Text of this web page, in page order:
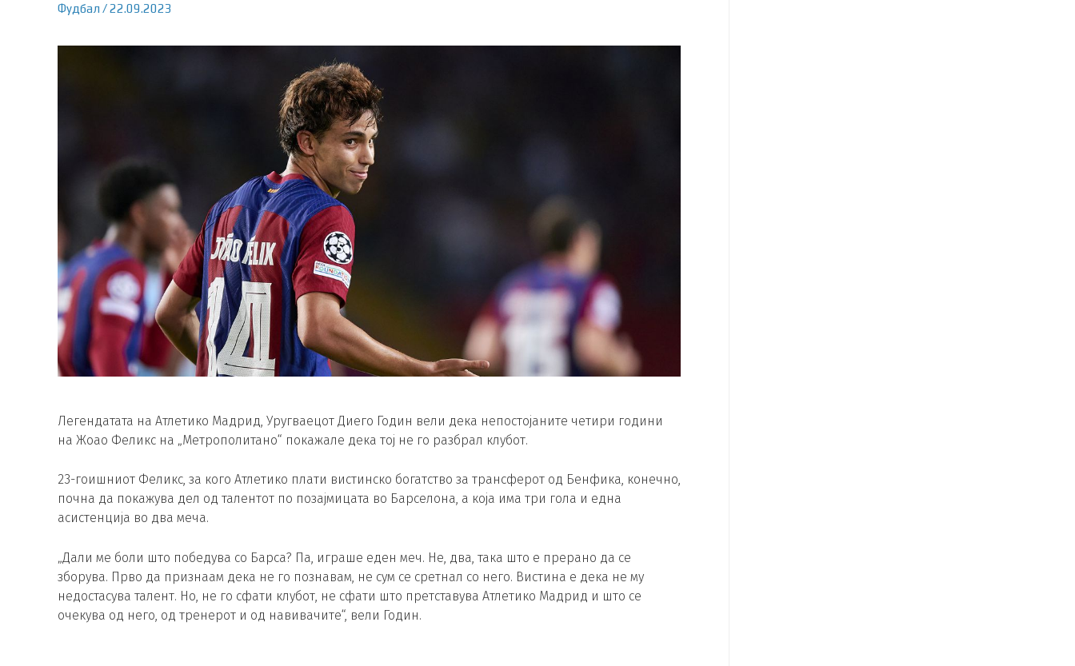
Фудбал /22.09.2023
Легендатата на Атлетико Мадрид, Уругваецот Диего Годин вели дека непостојаните четири години
на Жоао Феликс на „Метрополитано“ покажале дека тој не го разбрал клубот.
23-гоишниот Феликс, за кого Атлетико плати вистинско богатство за трансферот од Бенфика, конечно,
почна да покажува дел од талентот по позајмицата во Барселона, а која има три гола и една
асистенција во два меча.
„Дали ме боли што победува со Барса? Па, играше еден меч. Не, два, така што е прерано да се
зборува. Прво да признаам дека не го познавам, не сум се сретнал со него. Вистина е дека не му
недостасува талент. Но, не го сфати клубот, не сфати што претставува Атлетико Мадрид и што се
очекува од него, од тренерот и од навивачите“, вели Годин.